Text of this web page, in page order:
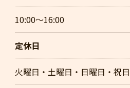
10:00～16:00
定休日
火曜日・土曜日・日曜日・祝日